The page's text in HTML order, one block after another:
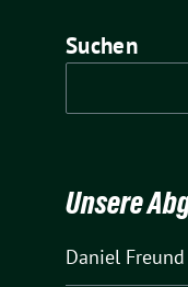
Suchen
Unsere
Daniel Freund